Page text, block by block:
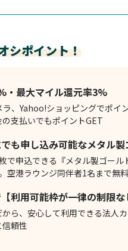
シポイント！
・最大マイル還元率3%
、Yahoo!ショッピングでポイ
支払いでもポイントGET
も申し込み可能なメタル
で申込できる『メタル製ゴール
空港ラウンジ同伴者1名まで無
利用可能枠が一律の制限な
ら、安心して利用できる法人
頼性